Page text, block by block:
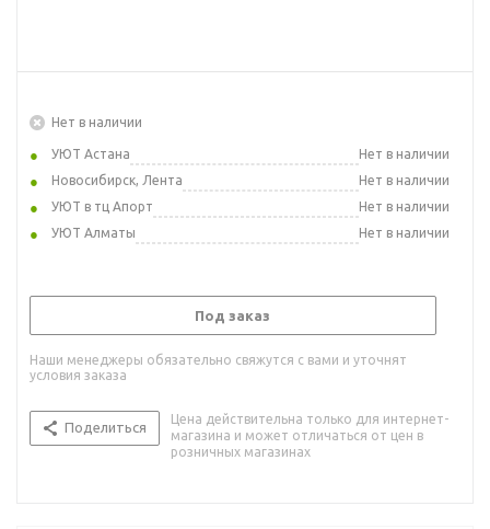
Нет в наличии
УЮТ Астана
Нет в наличии
Новосибирск, Лента
Нет в наличии
УЮТ в тц Апорт
Нет в наличии
УЮТ Алматы
Нет в наличии
Под заказ
Наши менеджеры обязательно свяжутся с вами и уточнят
условия заказа
Поделиться
Цена действительна только для интернет-
магазина и может отличаться от цен в
розничных магазинах